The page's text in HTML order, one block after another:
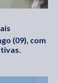
(09), com